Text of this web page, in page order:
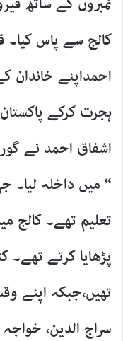
کالج سے پاس کیا۔
احمداپنے خاندان
ہجرت کرکے
اشفاق احمد نے
“ میں داخلہ لیا۔
تعلیم تھے۔ کالج
پڑھایا کرتے تھے۔
تھیں،جبکہ اپنے
سراج الدین،